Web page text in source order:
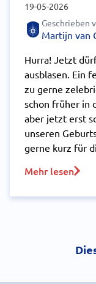
19-05-2026
Geschrieben
Martijn van
Hurra! Jetzt
ausblasen. Ein
zu gerne
schon früher in
aber jetzt erst
unseren
gerne kurz für
Mehr lesen